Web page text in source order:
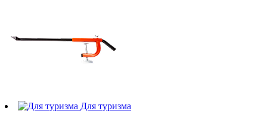
Для туризма